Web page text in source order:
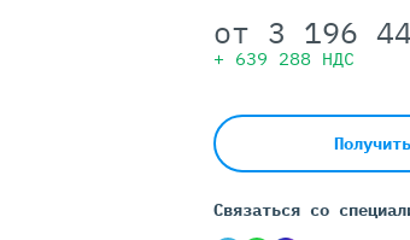
С GPU
С GPU
С GPU
от 3 196
+ 639 288 НДС
Связаться со